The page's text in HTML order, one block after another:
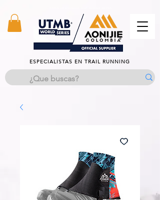
ESPECIALISTAS EN TRAIL RUNNING